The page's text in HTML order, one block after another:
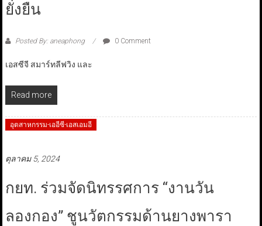
ยั่งยืน
Posted By: aneaphong 0 Comment
เอสซีจี สมาร์ทลีฟวิง และ
Read more
อุตสาหกรรม-เออีซี-เอสเอมอี
ตุลาคม 5, 2024
กยท. ร่วมจัดนิทรรศการ “งานวัน
ลองกอง” ชูนวัตกรรมด้านยางพารา